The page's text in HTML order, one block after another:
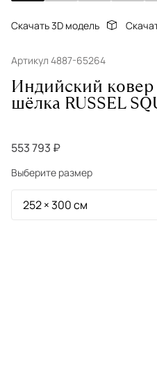
Скачать 3D модель
Артикул 4887-65264
Индийский
шёлка RUSSEL
553 793 ₽
Выберите размер